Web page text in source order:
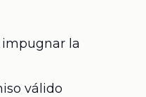
impugnar la
válido